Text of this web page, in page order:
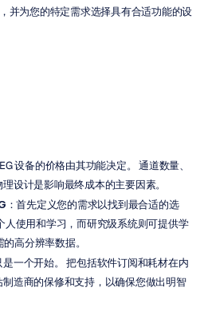
并为您的特定需求选择具有合适功能的设
设备的价格由其功能决定。 通道数量、
设计是影响最终成本的主要因素。
：首先定义您的需求以找到最合适的选
人使用和学习，而研究级系统则可提供学
高分辨率数据。
一个开始。 把包括软件订阅和耗材在内
造商的保修和支持，以确保您做出明智